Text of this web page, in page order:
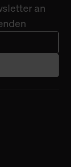
an